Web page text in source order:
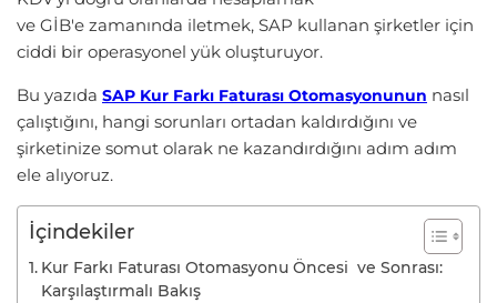
ve GİB'e zamanında iletmek, SAP kullanan şirketler için
ciddi bir operasyonel yük oluşturuyor.
Bu yazıda SAP Kur Farkı Faturası Otomasyonunun nasıl
çalıştığını, hangi sorunları ortadan kaldırdığını ve
şirketinize somut olarak ne kazandırdığını adım adım
ele alıyoruz.
İçindekiler
Kur Farkı Faturası Otomasyonu Öncesi ve Sonrası:
Karşılaştırmalı Bakış